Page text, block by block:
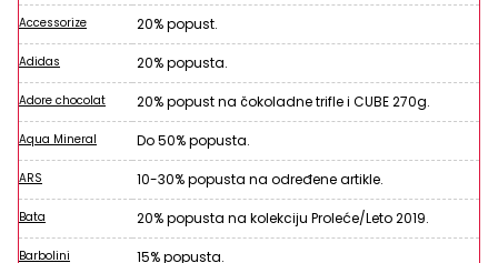
Accessorize 20% popust.
Adidas 20% popusta.
Adore chocolat 20% popust na čokoladne trifle i CUBE 270g.
Aqua Mineral Do 50% popusta.
ARS 10-30% popusta na određene artikle.
Bata 20% popusta na kolekciju Proleće/Leto 2019.
Barbolini 15% popusta.